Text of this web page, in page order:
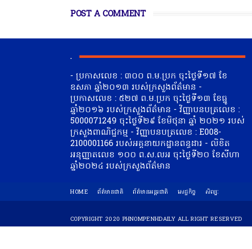
POST A COMMENT
.
- ប្រកាសលេខ : ៣០០ ព.ម.ប្រក ចុះថ្ងៃទី១៧ ខែ
ឧសភា ឆ្នាំ២០១៣ របស់ក្រសួងព័ត៌មាន -
ប្រកាសលេខ : ៥២៧ ព.ម.ប្រក ចុះថ្ងៃទី១៣ ខែធ្នូ
ឆ្នាំ២០១៦ របស់ក្រសួងព័ត៌មាន - វិញ្ញាបនបត្រលេខ :
5000071249 ចុះថ្ងៃទី២៩ ខែមិថុនា​ ឆ្នាំ ២០២១ របស់
ក្រសួងពាណិជ្ជកម្ម - វិញ្ញាបនបត្រលេខ : E008-
2100001166 របស់អគ្គនាយកដ្ឋានពន្ធដារ - លិខិត
អនុញ្ញាតលេខ ១០០ ព.ស.លអ ចុះថ្ងៃទី២០ ខែសីហា
ឆ្នាំ២០២៤ របស់ក្រសួងព័ត៌មាន
HOME ព័ត៌មានជាតិ ព័ត៌មានអន្តរជាតិ សេដ្ឋកិច្ច សិល្បៈ
COPYRIGHT 2020 PHNOMPENHDAILY ALL RIGHT RESERVED